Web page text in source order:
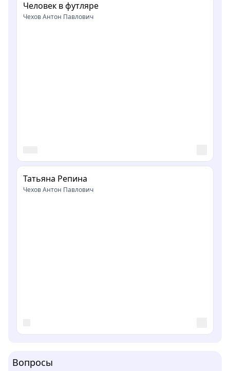
Человек в футляре
Чехов Антон Павлович
Татьяна Репина
Чехов Антон Павлович
Вопросы